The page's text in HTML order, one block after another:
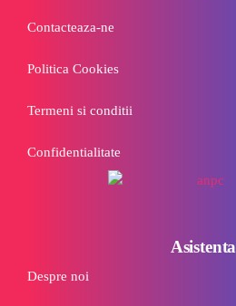
Contacteaza-ne
Politica Cookies
Termeni si conditii
Confidentialitate
Asistenta
Despre noi